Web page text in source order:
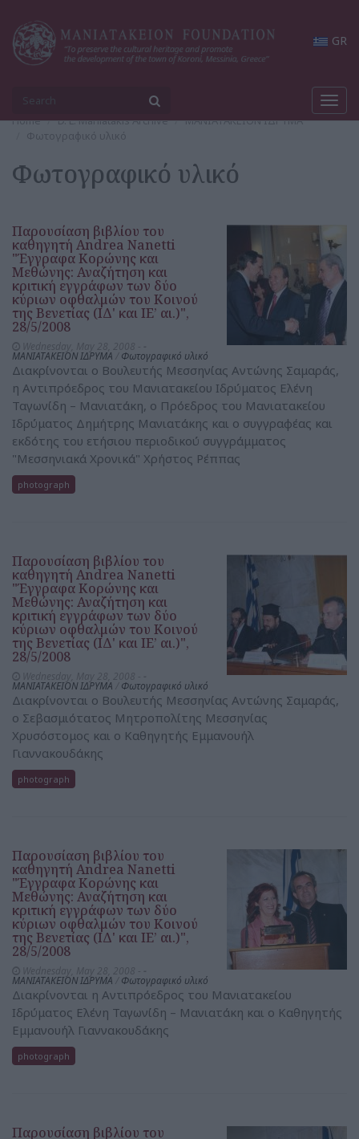
GR
Home D. L. Maniatakis Archive
ΜΑΝΙΑΤΑΚΕΙΟΝ ΙΔΡΥΜΑ
Φωτογραφικό υλικό
Φωτογραφικό υλικό
Παρουσίαση βιβλίου του
καθηγητή Andrea Nanetti
"Έγγραφα Κορώνης και
Μεθώνης: Αναζήτηση και
κριτική εγγράφων των δύο
κύριων οφθαλμών του Κοινού
της Βενετίας (ΙΔ' και ΙΕ’ αι.)",
28/5/2008
ΜΑΝΙΑΤΑΚΕΙΟΝ ΙΔΡΥΜΑ Φωτογραφικό υλικό
Διακρίνονται ο Βουλευτής Μεσσηνίας Αντώνης Σαμαράς,
η Αντιπρόεδρος του Μανιατακείου Ιδρύματος Ελένη
Ταγωνίδη – Μανιατάκη, ο Πρόεδρος του Μανιατακείου
Ιδρύματος Δημήτρης Μανιατάκης και ο συγγραφέας και
εκδότης του ετήσιου περιοδικού συγγράμματος
"Μεσσηνιακά Χρονικά" Χρήστος Ρέππας
photograph
Παρουσίαση βιβλίου του
καθηγητή Andrea Nanetti
"Έγγραφα Κορώνης και
Μεθώνης: Αναζήτηση και
κριτική εγγράφων των δύο
κύριων οφθαλμών του Κοινού
της Βενετίας (ΙΔ' και ΙΕ’ αι.)",
28/5/2008
ΜΑΝΙΑΤΑΚΕΙΟΝ ΙΔΡΥΜΑ Φωτογραφικό υλικό
Διακρίνονται ο Βουλευτής Μεσσηνίας Αντώνης Σαμαράς,
ο Σεβασμιότατος Μητροπολίτης Μεσσηνίας
Χρυσόστομος και ο Καθηγητής Εμμανουήλ
Γιαννακουδάκης
photograph
Παρουσίαση βιβλίου του
καθηγητή Andrea Nanetti
"Έγγραφα Κορώνης και
Μεθώνης: Αναζήτηση και
κριτική εγγράφων των δύο
κύριων οφθαλμών του Κοινού
της Βενετίας (ΙΔ' και ΙΕ’ αι.)",
28/5/2008
ΜΑΝΙΑΤΑΚΕΙΟΝ ΙΔΡΥΜΑ Φωτογραφικό υλικό
Διακρίνονται η Αντιπρόεδρος του Μανιατακείου
Ιδρύματος Ελένη Ταγωνίδη – Μανιατάκη και ο Καθηγητής
Εμμανουήλ Γιαννακουδάκης
photograph
Παρουσίαση βιβλίου του